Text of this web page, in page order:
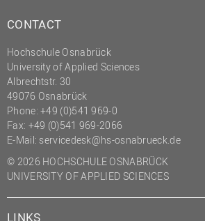
CONTACT
Hochschule Osnabrück
University of Applied Sciences
Albrechtstr. 30
49076 Osnabrück
Phone: +49 (0)541 969-0
Fax: +49 (0)541 969-2066
E-Mail: servicedesk@hs-osnabrueck.de
© 2026 HOCHSCHULE OSNABRÜCK
UNIVERSITY OF APPLIED SCIENCES
LINKS